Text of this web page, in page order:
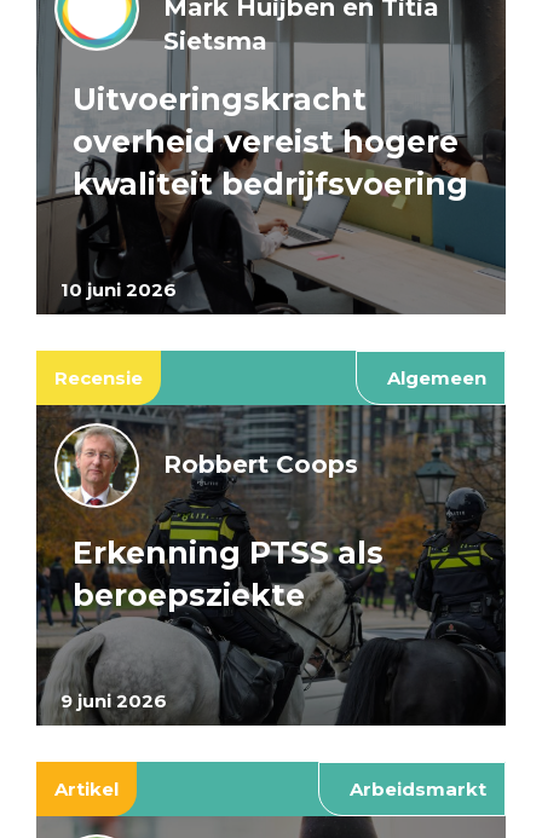
10 juni 2026
Mark Huijben en Titia
Sietsma
Uitvoeringskracht
overheid vereist hogere
kwaliteit bedrijfsvoering
Recensie Algemeen
9 juni 2026
Robbert Coops
Erkenning PTSS als
beroepsziekte
Artikel Arbeidsmarkt